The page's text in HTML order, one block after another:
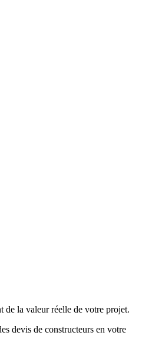
de la valeur réelle de votre projet.
devis de constructeurs en votre